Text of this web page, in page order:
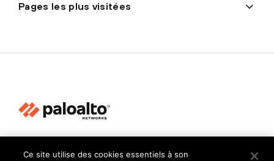
Pages les plus visitées
Ce site utilise des cookies essentiels à son